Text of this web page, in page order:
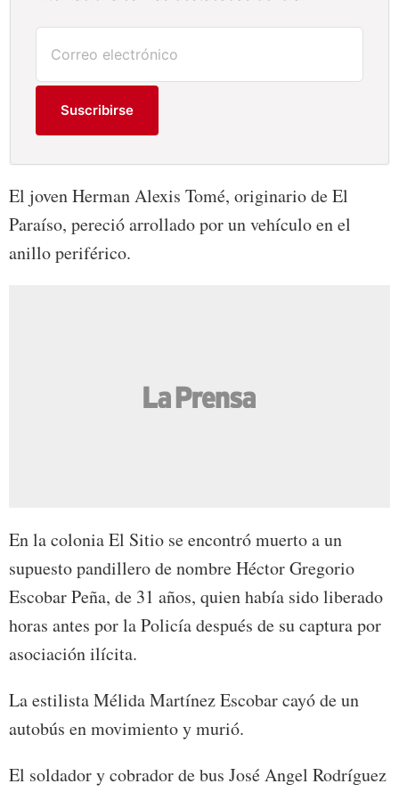
Suscribirse
El joven Herman Alexis Tomé, originario de El
Paraíso, pereció arrollado por un vehículo en el
anillo periférico.
En la colonia El Sitio se encontró muerto a un
supuesto pandillero de nombre Héctor Gregorio
Escobar Peña, de 31 años, quien había sido liberado
horas antes por la Policía después de su captura por
asociación ilícita.
La estilista Mélida Martínez Escobar cayó de un
autobús en movimiento y murió.
El soldador y cobrador de bus José Angel Rodríguez